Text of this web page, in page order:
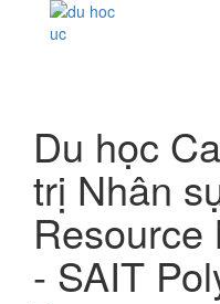
Du học
trị Nhân
Resource
- SAIT